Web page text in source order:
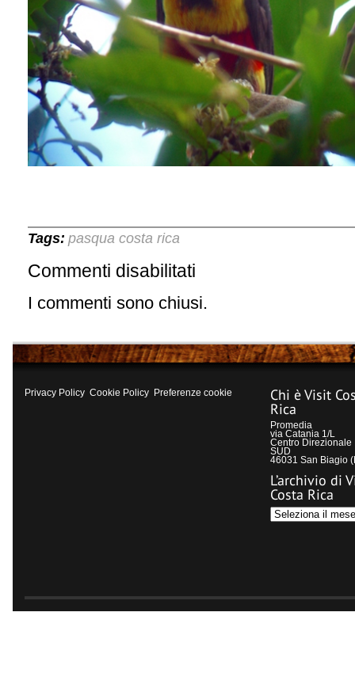
Tags: pasqua costa rica
Commenti disabilitati
PASQUA
I commenti sono chiusi.
Privacy Policy Cookie Policy Preferenze cookie Chi è Visit
Rica
Promedia
via Catania 1/L
Centro Direzionale
SUD
46031 San Biagio
L’archivio di
Costa Rica
L’archivio
di